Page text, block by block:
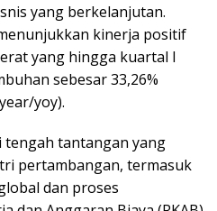
yang berkelanjutan.
kinerja positif
yang hingga kuartal I
sebesar 33,26%
yoy).
tengah tantangan yang
pertambangan, termasuk
dan proses